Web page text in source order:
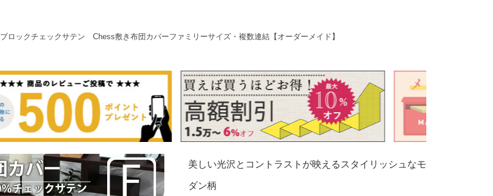
ブロックチェックサテン Chess敷き布団カバーファミリーサイズ・複数連結【オーダーメイド】
美しい光沢とコントラストが映えるスタイリッシュなモ
ダン柄